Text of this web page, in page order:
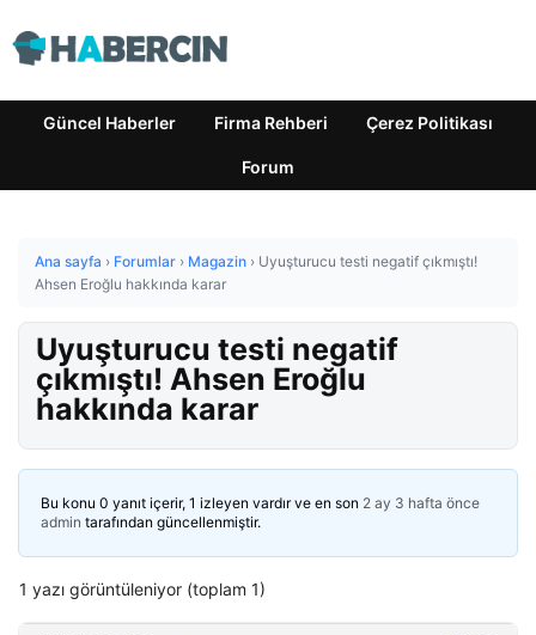
Güncel Haberler Firma Rehberi Çerez Politikası
Forum
Ana sayfa › Forumlar › Magazin › Uyuşturucu testi negatif çıkmıştı!
Ahsen Eroğlu hakkında karar
Uyuşturucu testi negatif
çıkmıştı! Ahsen Eroğlu
hakkında karar
Bu konu 0 yanıt içerir, 1 izleyen vardır ve en son 2 ay 3 hafta önce
admin tarafından güncellenmiştir.
1 yazı görüntüleniyor (toplam 1)